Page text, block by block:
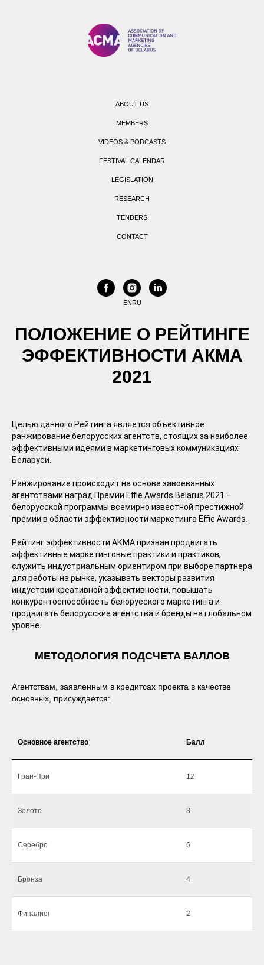
ABOUT US
MEMBERS
VIDEOS & PODCASTS
FESTIVAL CALENDAR
LEGISLATION
RESEARCH
TENDERS
CONTACT
ENRU
ПОЛОЖЕНИЕ О РЕЙТИНГЕ
ЭФФЕКТИВНОСТИ АКМА
2021
Целью данного Рейтинга является объективное
ранжирование белорусских агентств, стоящих за наиболее
эффективными идеями в маркетинговых коммуникациях
Беларуси.
Ранжирование происходит на основе завоеванных
агентствами наград Премии Effie Awards Belarus 2021 –
белорусской программы всемирно известной престижной
премии в области эффективности маркетинга Effie Awards.
Рейтинг эффективности АКМА призван продвигать
эффективные маркетинговые практики и практиков,
служить индустриальным ориентиром при выборе партнера
для работы на рынке, указывать векторы развития
индустрии креативной эффективности, повышать
конкурентоспособность белорусского маркетинга и
продвигать белорусские агентства и бренды на глобальном
уровне.
МЕТОДОЛОГИЯ ПОДСЧЕТА БАЛЛОВ
Агентствам, заявленным в кредитсах проекта в качестве
основных, присуждается:
Основное агентство Балл
Гран-При 12
Золото 8
Серебро 6
Бронза 4
Финалист 2